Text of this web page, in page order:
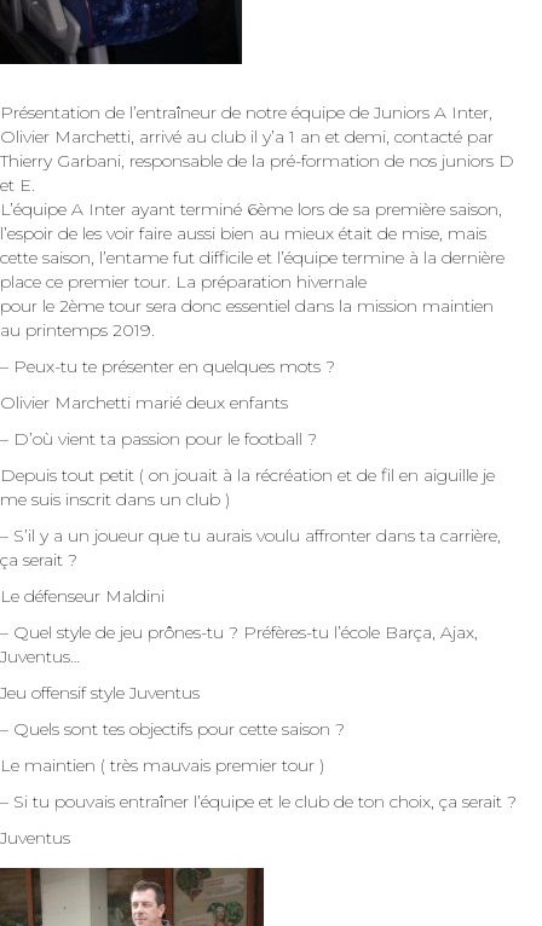
Présentation de l’entraîneur de notre équipe de Juniors A Inter,
Olivier Marchetti, arrivé au club il y’a 1 an et demi, contacté par
Thierry Garbani, responsable de la pré-formation de nos juniors D
et E.
L’équipe A Inter ayant terminé 6ème lors de sa première saison,
l’espoir de les voir faire aussi bien au mieux était de mise, mais
cette saison, l’entame fut difficile et l’équipe termine à la dernière
place ce premier tour. La préparation hivernale
pour le 2ème tour sera donc essentiel dans la mission maintien
au printemps 2019.
– Peux-tu te présenter en quelques mots ?
Olivier Marchetti marié deux enfants
– D’où vient ta passion pour le football ?
Depuis tout petit ( on jouait à la récréation et de fil en aiguille je
me suis inscrit dans un club )
– S’il y a un joueur que tu aurais voulu affronter dans ta carrière,
ça serait ?
Le défenseur Maldini
– Quel style de jeu prônes-tu ? Préfères-tu l’école Barça, Ajax,
Juventus…
Jeu offensif style Juventus
– Quels sont tes objectifs pour cette saison ?
Le maintien ( très mauvais premier tour )
– Si tu pouvais entraîner l’équipe et le club de ton choix, ça serait ?
Juventus